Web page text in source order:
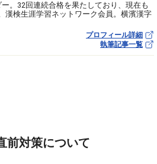
。32回連続合格を果たしており、現在も
漢検生涯学習ネットワーク会員。横濱漢字
プロフィール詳細
執筆記事一覧
前対策について